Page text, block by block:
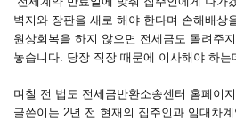
벽지와 장판을 새로 해야 한다며 손해배상
원상회복을 하지 않으면 전세금도 돌려주
놓습니다. 당장 직장 때문에 이사해야 하는
며칠 전 법도 전세금반환소송센터 홈페이
글쓴이는 2년 전 현재의 집주인과 임대차